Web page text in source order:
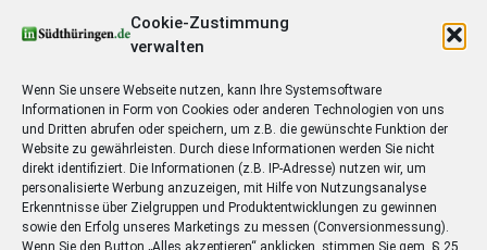
Cookie-Zustimmung
verwalten
Wenn Sie unsere Webseite nutzen, kann Ihre Systemsoftware
Informationen in Form von Cookies oder anderen Technologien von uns
und Dritten abrufen oder speichern, um z.B. die gewünschte Funktion der
Website zu gewährleisten. Durch diese Informationen werden Sie nicht
direkt identifiziert. Die Informationen (z.B. IP-Adresse) nutzen wir, um
personalisierte Werbung anzuzeigen, mit Hilfe von Nutzungsanalyse
Erkenntnisse über Zielgruppen und Produktentwicklungen zu gewinnen
sowie den Erfolg unseres Marketings zu messen (Conversionmessung).
Wenn Sie den Button „Alles akzeptieren“ anklicken, stimmen Sie gem. § 25
Widerrufserklärung*
Hiermit widerrufe(n) ich/wir den von mir/uns
abgeschlossenen Vertrag über den Kauf der folgenden
Waren / die Erbringung der folgenden Dienstleistung.
Welchen Vertrag möchten Sie widerrufen?*